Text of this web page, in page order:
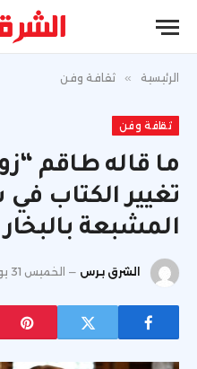
الرئيسية » ثقافة وفن
ثقافة وفن
ما قاله طاقم
المشبعة بالبخار
الشرق برس الخميس 31 يوليو 6:36 م